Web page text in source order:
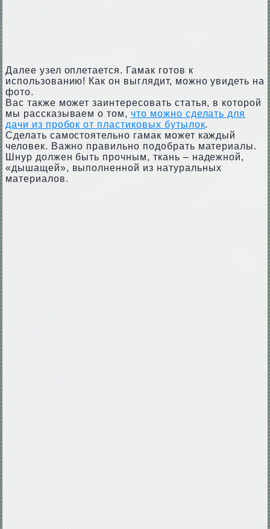
Далее узел оплетается. Гамак готов к
использованию! Как он выглядит, можно увидеть на
фото.
Вас также может заинтересовать статья, в которой
мы рассказываем о том, что можно сделать для
дачи из пробок от пластиковых бутылок.
Сделать самостоятельно гамак может каждый
человек. Важно правильно подобрать материалы.
Шнур должен быть прочным, ткань – надежной,
«дышащей», выполненной из натуральных
материалов.